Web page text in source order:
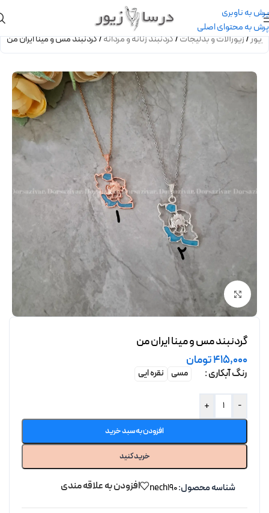
پرش به ناوبری
پرش به محتوای اصلی
/زیورآلات و بدلیجات/گردنبند زنانه و مردانه/گردنبند مس و مینا ایران من
برای بزرگنمایی کلیک کنید
گردنبند مس و مینا ایران من
415,000تومان
رنگ آبکاری مسی نقره ایی
-
+
افزودن به سبد خرید
خرید کنید
شناسه محصول:nech190 افزودن به علاقه مندی